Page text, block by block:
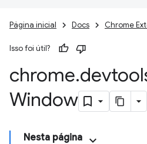
Página inicial Docs Chrome
Isso foi útil?
chrome.
Window
Nesta página